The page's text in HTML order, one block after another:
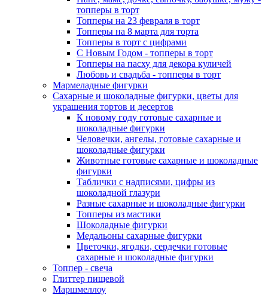
топперы в торт
Топперы на 23 февраля в торт
Топперы на 8 марта для торта
Топперы в торт с цифрами
С Новым Годом - топперы в торт
Топперы на пасху для декора куличей
Любовь и свадьба - топперы в торт
Мармеладные фигурки
Сахарные и шоколадные фигурки, цветы для
украшения тортов и десертов
К новому году готовые сахарные и
шоколадные фигурки
Человечки, ангелы, готовые сахарные и
шоколадные фигурки
Животные готовые сахарные и шоколадные
фигурки
Таблички с надписями, цифры из
шоколадной глазури
Разные сахарные и шоколадные фигурки
Топперы из мастики
Шоколадные фигурки
Медальоны сахарные фигурки
Цветочки, ягодки, сердечки готовые
сахарные и шоколадные фигурки
Топпер - свеча
Глиттер пищевой
Маршмеллоу